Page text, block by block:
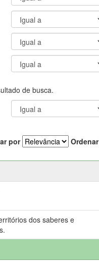
de busca.
por Ordenar
dos saberes e